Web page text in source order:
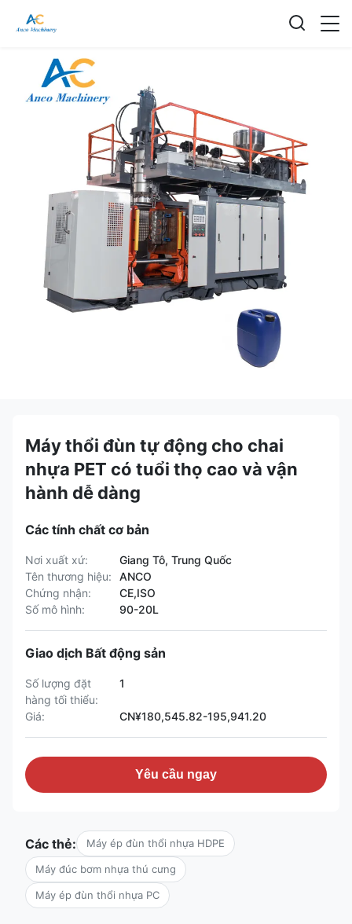
Máy thổi đùn tự động cho chai
nhựa PET có tuổi thọ cao và vận
hành dễ dàng
Các tính chất cơ bản
Nơi xuất xứ:
Giang Tô, Trung Quốc
Tên thương hiệu:
ANCO
Chứng nhận:
CE,ISO
Số mô hình:
90-20L
Giao dịch Bất động sản
Số lượng đặt
hàng tối thiểu:
1
Giá: CN¥180,545.82-195,941.20
Yêu cầu ngay
Các thẻ: Máy ép đùn thổi nhựa HDPE
Máy đúc bơm nhựa thú cưng
Máy ép đùn thổi nhựa PC